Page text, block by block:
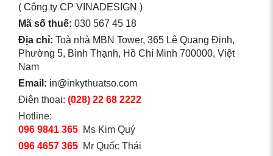
( Công ty CP VINADESIGN )
Mã số thuế: 030 567 45 18
Địa chỉ: Toà nhà MBN Tower, 365 Lê Quang Định,
Phường 5, Bình Thạnh, Hồ Chí Minh 700000, Việt
Nam
Email: in@inkythuatso.com
Điện thoại: (028) 22 68 2222
Hotline:
096 9841 365 Ms Kim Quý
096 4657 365 Mr Quốc Thái